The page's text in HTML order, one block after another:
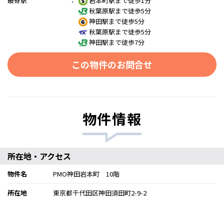
秋葉原駅まで徒歩5分
神田駅まで徒歩5分
秋葉原駅まで徒歩5分
神田駅まで徒歩7分
この物件のお問合せ
物件情報
所在地・アクセス
物件名
PMO神田岩本町 10階
所在地
東京都千代田区神田須田町2-9-2